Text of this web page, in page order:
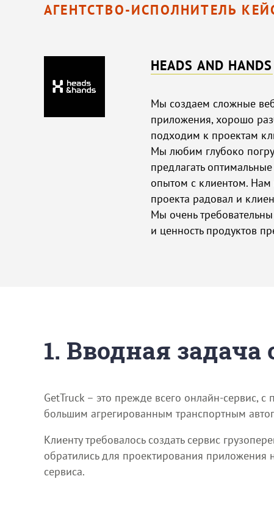
АГЕНТСТВО-ИСПОЛНИТЕЛЬ
HEADS AND HANDS
Мы создаем сложные
приложения, хорошо
подходим к проектам
Мы любим глубоко
предлагать
опытом с клиентом. Нам
проекта радовал и
Мы очень
и ценность продуктов
1. Вводная
GetTruck – это прежде всего онлайн-сервис,
большим агрегированным транспортным
Клиенту требовалось создать сервис
обратились для проектирования приложения
сервиса.